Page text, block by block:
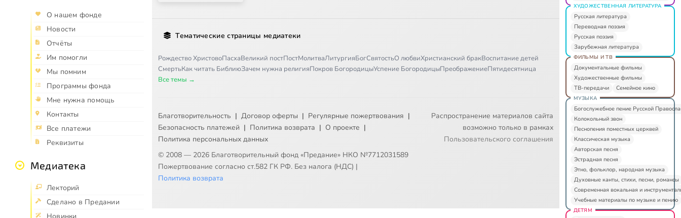
О нашем фонде
Новости
Отчёты
Им помогли
Мы помним
Программы фонда
Мне нужна помощь
Контакты
Все платежи
Реквизиты
Медиатека
Лекторий
Сделано в Предании
Новинки
Тематические страницы медиатеки
Рождество ХристовоПасхаВеликий постПостМолитваЛитургияБогСвятостьО любвиХристианский бракВоспитание детей
СмертьКак читать БиблиюЗачем нужна религияПокров БогородицыУспение БогородицыПреображениеПятидесятница
Все темы →
Благотворительность | Договор оферты | Регулярные пожертвования |
Безопасность платежей | Политика возврата | О проекте |
Политика персональных данных
© 2008 — 2026 Благотворительный фонд «Предание» НКО №7712031589
Пожертвование согласно ст.582 ГК РФ. Без налога (НДС) |
Политика возврата
Распространение материалов сайта
возможно только в рамках
Пользовательского соглашения
ХУДОЖЕСТВЕННАЯ ЛИТЕРАТУРА
Русская литература
Переводная поэзия
Русская поэзия
Зарубежная литература
ФИЛЬМЫ И ТВ
Документальные фильмы
Художественные фильмы
ТВ-передачи
Семейное кино
МУЗЫКА
Богослужебное пение Русской
Колокольный звон
Песнопения поместных церквей
Классическая музыка
Авторская песня
Эстрадная песня
Этно, фольклор, народная музыка
Духовные канты, стихи, песни, романсы
Современная вокальная и
Учебные материалы по музыке и пению
ДЕТЯМ